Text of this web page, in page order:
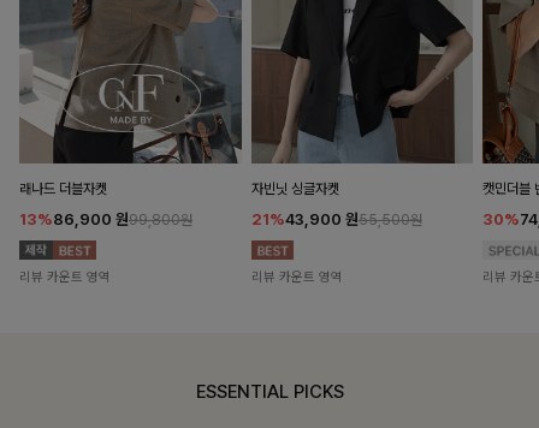
래나드 더블자켓
13%86,900 원99,800원
리뷰 카운트 영역
자빈닛 싱글자켓
21%43,900 원55,500원
리뷰 카운트 영역
캣민더블
30%
리뷰 카운
ESSENTIAL PICKS